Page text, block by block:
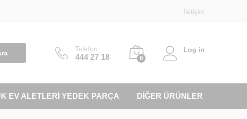
İletişim
Telefon:
444 27 18 0
Log in
EV ALETLERI YEDEK PARÇA DIĞER ÜRÜNLER